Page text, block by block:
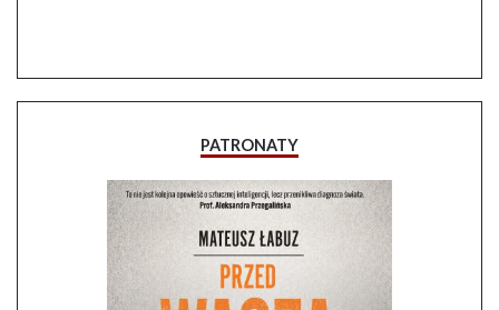
PATRONATY